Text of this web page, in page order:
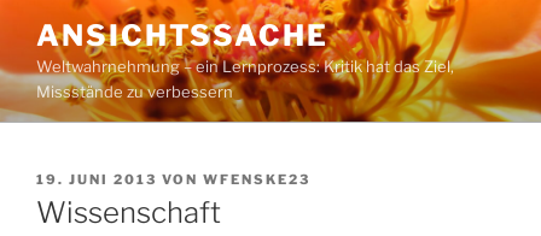
Inhalt
springen
ANSICHTSSACHE
Weltwahrnehmung – ein Lernprozess: Kritik hat das Ziel,
Missstände zu verbessern
VERÖFFENTLICHT
AM
19. JUNI 2013 VON WFENSKE23
Wissenschaft